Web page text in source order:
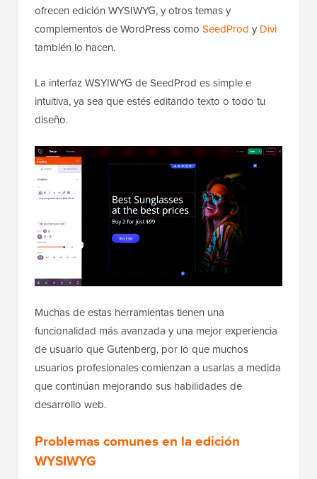
ofrecen edición WYSIWYG, y otros temas y
complementos de WordPress como SeedProd y Divi
también lo hacen.
La interfaz WSYIWYG de SeedProd es simple e
intuitiva, ya sea que estés editando texto o todo tu
diseño.
Muchas de estas herramientas tienen una
funcionalidad más avanzada y una mejor experiencia
de usuario que Gutenberg, por lo que muchos
usuarios profesionales comienzan a usarlas a medida
que continúan mejorando sus habilidades de
desarrollo web.
Problemas comunes en la edición
WYSIWYG